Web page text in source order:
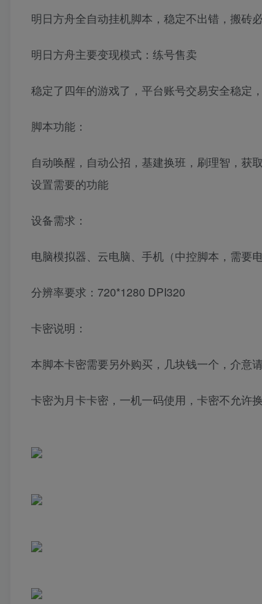
明日方舟全自动挂机脚本，稳定不出错，搬砖
明日方舟主要变现模式：练号售卖
稳定了四年的游戏了，平台账号交易安全稳定
脚本功能：
自动唤醒，自动公招，基建换班，刷理智，获
设置需要的功能
设备需求：
电脑模拟器、云电脑、手机（中控脚本，需要电
分辨率要求：720*1280 DPI320
卡密说明：
本脚本卡密需要另外购买，几块钱一个，介意
卡密为月卡卡密，一机一码使用，卡密不允许